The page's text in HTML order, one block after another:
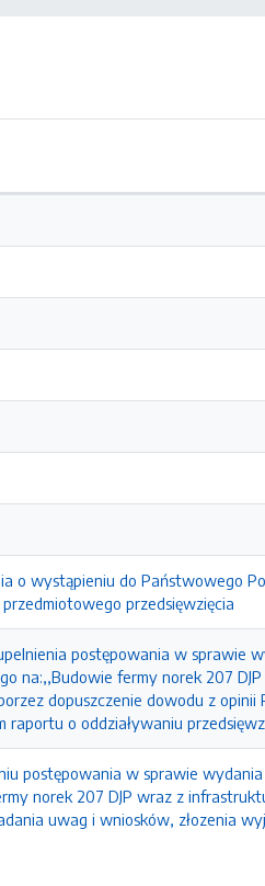
o wystąpieniu do Państwowego
przedsięwzięcia
postępowania w sprawie
na:,,Budowie fermy norek 207
dopuszczenie dowodu z
o oddziaływaniu
postępowania w sprawie
norek 207 DJP wraz z
uwag i wniosków, złozenia